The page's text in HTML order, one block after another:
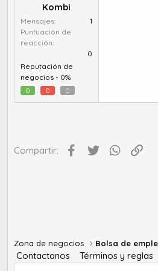
Kombi
Mensajes
1
Puntuación de
reacción
0
Reputación de
negocios - 0%
0
0 0
Compartir: Facebook
Twitter
Zona de negocios Bolsa de
Contactanos Términos y reglas